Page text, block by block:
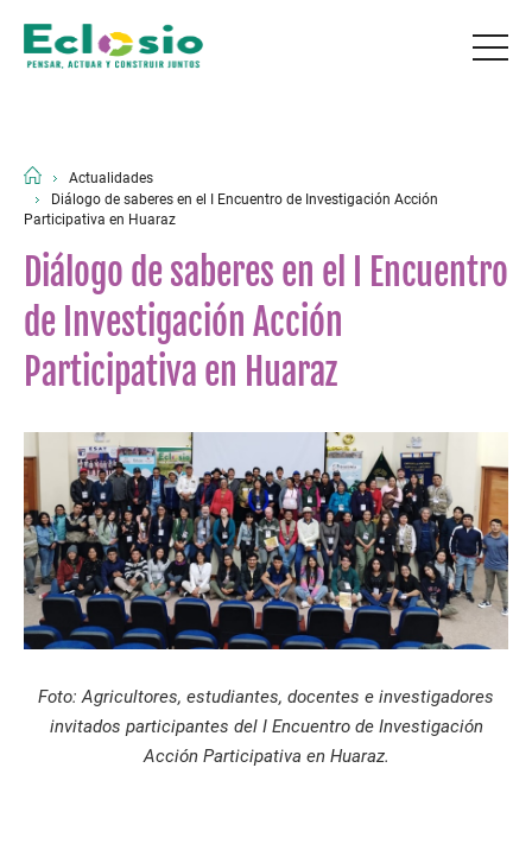
Actualidades
Diálogo de saberes en el I Encuentro de Investigación Acción
Participativa en Huaraz
Diálogo de saberes en el I Encuentro
de Investigación Acción
Participativa en Huaraz
Foto: Agricultores, estudiantes, docentes e investigadores
invitados participantes del I Encuentro de Investigación
Acción Participativa en Huaraz.